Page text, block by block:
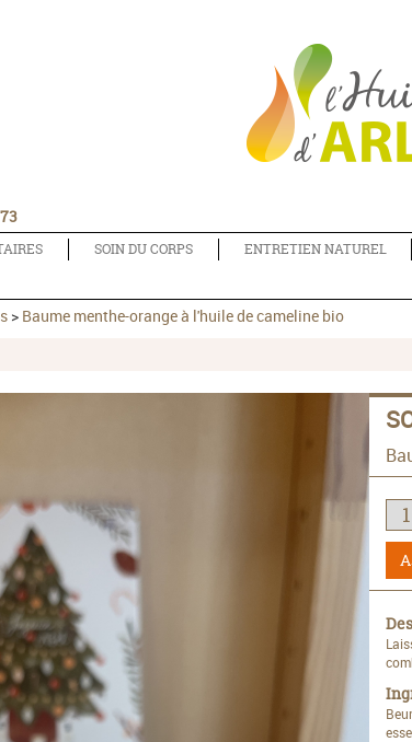
SOIN DU CORPS ENTRETIEN NATUREL
> Baume menthe-orange à l'huile de cameline bio